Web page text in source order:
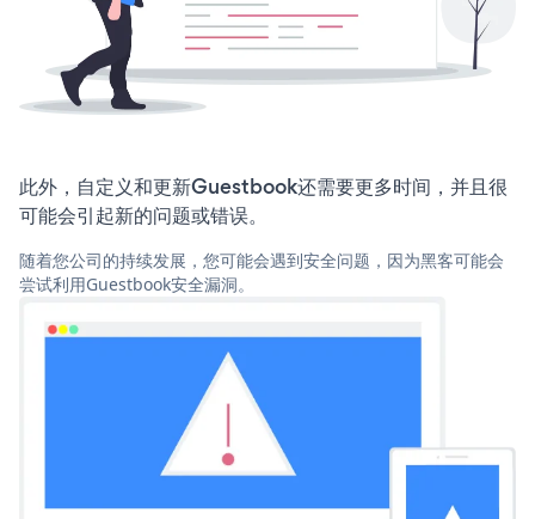
此外，自定义和更新Guestbook还需要更多时间，并且很
可能会引起新的问题或错误。
随着您公司的持续发展，您可能会遇到安全问题，因为黑客可能会
尝试利用Guestbook安全漏洞。